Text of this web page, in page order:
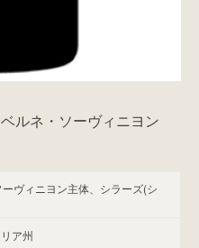
ルネ・ソーヴィニヨン
ヴィニヨン主体、シラーズ(シ
ア州